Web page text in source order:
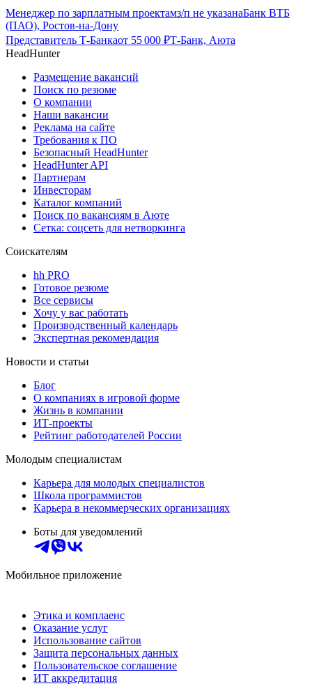
Менеджер по зарплатным проектамз/п не указанаБанк ВТБ
(ПАО), Ростов-на-Дону
Представитель Т-Банкаот 55 000 ₽Т-Банк, Аюта
HeadHunter
Размещение вакансий
Поиск по резюме
О компании
Наши вакансии
Реклама на сайте
Требования к ПО
Безопасный HeadHunter
HeadHunter API
Партнерам
Инвесторам
Каталог компаний
Поиск по вакансиям в Аюте
Сетка: соцсеть для нетворкинга
Соискателям
hh PRO
Готовое резюме
Все сервисы
Хочу у вас работать
Производственный календарь
Экспертная рекомендация
Новости и статьи
Блог
О компаниях в игровой форме
Жизнь в компании
ИТ-проекты
Рейтинг работодателей России
Молодым специалистам
Карьера для молодых специалистов
Школа программистов
Карьера в некоммерческих организациях
Боты для уведомлений
Мобильное приложение
Этика и комплаенс
Оказание услуг
Использование сайтов
Защита персональных данных
Пользовательское соглашение
ИТ аккредитация